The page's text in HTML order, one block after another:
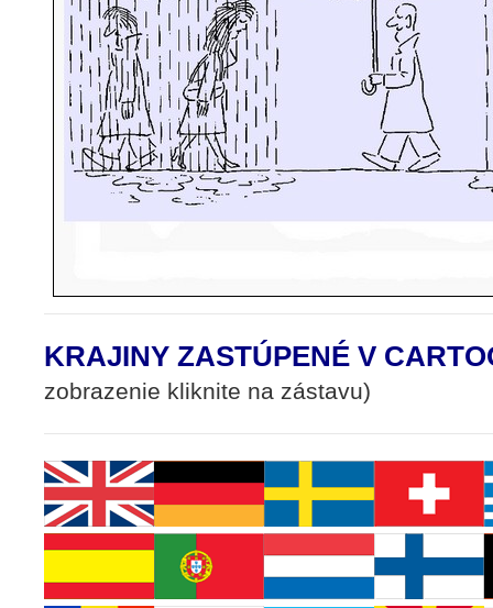
KRAJINY ZASTÚPENÉ V
zobrazenie kliknite na zástavu)